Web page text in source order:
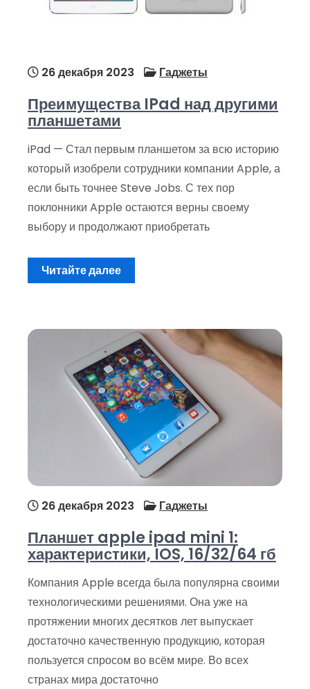
26 декабря 2023 Гаджеты
Преимущества IPad над другими
планшетами
iPad — Стал первым планшетом за всю историю
который изобрели сотрудники компании Apple, а
если быть точнее Steve Jobs. С тех пор
поклонники Apple остаются верны своему
выбору и продолжают приобретать
Читайте далее
26 декабря 2023 Гаджеты
Планшет apple ipad mini 1:
характеристики, IOS, 16/32/64 гб
Компания Apple всегда была популярна своими
технологическими решениями. Она уже на
протяжении многих десятков лет выпускает
достаточно качественную продукцию, которая
пользуется спросом во всём мире. Во всех
странах мира достаточно